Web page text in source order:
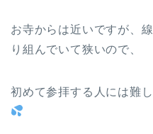
お寺からは近いですが、
り組んでいて狭いので、
初めて参拝する人には難